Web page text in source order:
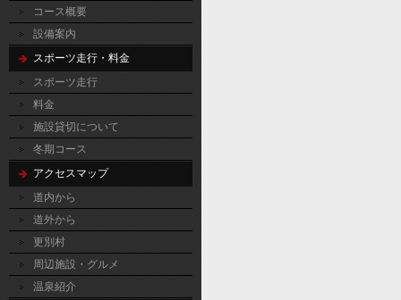
コース概要
設備案内
スポーツ走行・料金
スポーツ走行
料金
施設貸切について
冬期コース
アクセスマップ
道内から
道外から
更別村
周辺施設・グルメ
温泉紹介